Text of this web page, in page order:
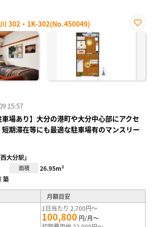
302・1K-302(No.450049)
お気
15:57
車場あり】大分の港町や大分中心部にアクセ
期滞在等にも最適な駐車場有のマンスリー
大分駅」
面積 26.95m²
築
月額目安
1日当たり 2,700円～
100,800 円/月～